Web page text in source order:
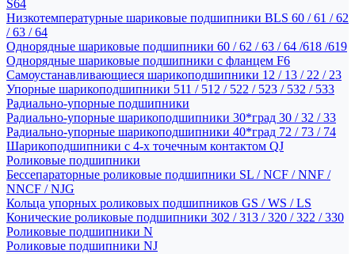
S64
Низкотемпературные шариковые подшипники BLS 60 / 61 / 62
/ 63 / 64
Однорядные шариковые подшипники 60 / 62 / 63 / 64 /618 /619
Однорядные шариковые подшипники с фланцем F6
Самоустанавливающиеся шарикоподшипники 12 / 13 / 22 / 23
Упорные шарикоподшипники 511 / 512 / 522 / 523 / 532 / 533
Радиально-упорные подшипники
Радиально-упорные шарикоподшипники 30*град 30 / 32 / 33
Радиально-упорные шарикоподшипники 40*град 72 / 73 / 74
Шарикоподшипники с 4-х точечным контактом QJ
Роликовые подшипники
Бессепараторные роликовые подшипники SL / NCF / NNF /
NNCF / NJG
Кольца упорных роликовых подшипников GS / WS / LS
Конические роликовые подшипники 302 / 313 / 320 / 322 / 330
Роликовые подшипники N
Роликовые подшипники NJ